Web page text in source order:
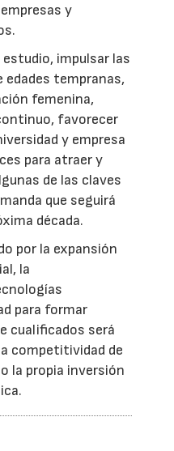
y
impulsar las
edades tempranas,
femenina,
favorecer
y empresa
para atraer y
de las claves
que seguirá
década.
por la expansión
la
para formar
cualificados será
competitividad de
la propia inversión